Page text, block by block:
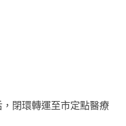
閉環轉運至市定點醫療